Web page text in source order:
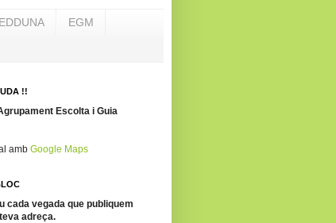
EGM
!!
Escolta i Guia
amb Google Maps
cada vegada que publiquem
adreça.